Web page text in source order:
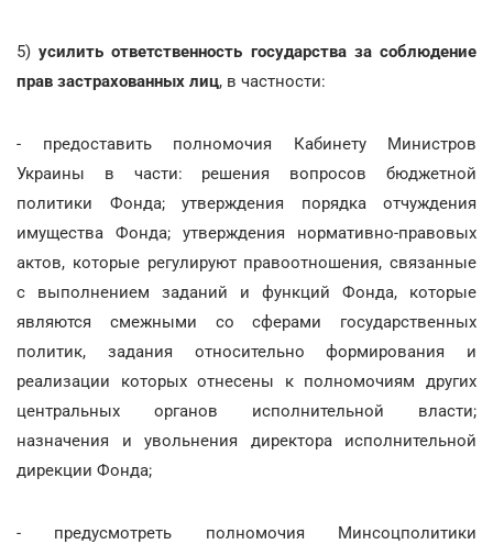
5) усилить ответственность государства за соблюдение
прав застрахованных лиц, в частности:
- предоставить полномочия Кабинету Министров
Украины в части: решения вопросов бюджетной
политики Фонда; утверждения порядка отчуждения
имущества Фонда; утверждения нормативно-правовых
актов, которые регулируют правоотношения, связанные
с выполнением заданий и функций Фонда, которые
являются смежными со сферами государственных
политик, задания относительно формирования и
реализации которых отнесены к полномочиям других
центральных органов исполнительной власти;
назначения и увольнения директора исполнительной
дирекции Фонда;
- предусмотреть полномочия Минсоцполитики